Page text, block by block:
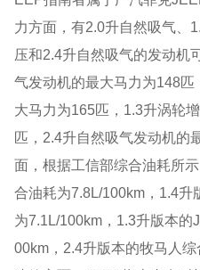
力方面，有2.0升自然吸气、
压和2.4升自然吸气的发动机
气发动机的最大马力为148
大马力为165匹，1.3升涡轮
匹，2.4升自然吸气发动机的
面，根据工信部综合油耗所
合油耗为7.8L/100km，1.4
为7.1L/100km，1.3升版本
00km，2.4升版本的牧马人